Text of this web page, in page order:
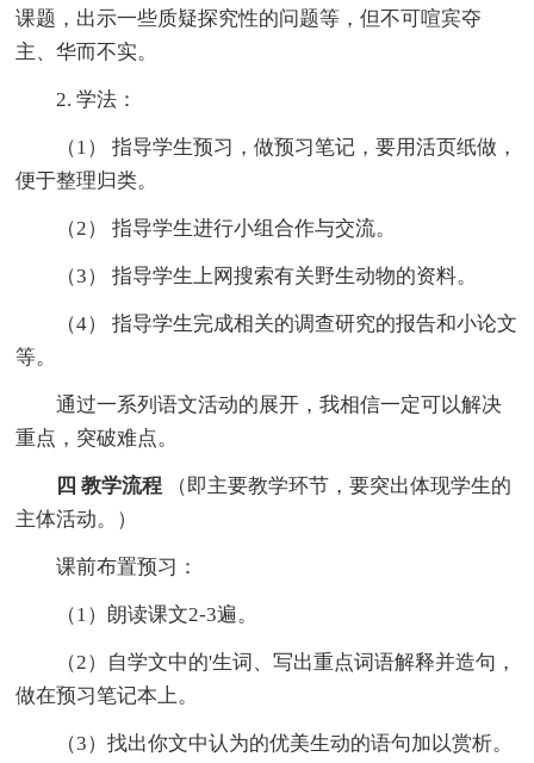
课题，出示一些质疑探究性的问题等，但不可喧宾夺
主、华而不实。
2. 学法：
（1） 指导学生预习，做预习笔记，要用活页纸做，
便于整理归类。
（2） 指导学生进行小组合作与交流。
（3） 指导学生上网搜索有关野生动物的资料。
（4） 指导学生完成相关的调查研究的报告和小论文
等。
通过一系列语文活动的展开，我相信一定可以解决
重点，突破难点。
四 教学流程 （即主要教学环节，要突出体现学生的
主体活动。）
课前布置预习：
（1）朗读课文2-3遍。
（2）自学文中的'生词、写出重点词语解释并造句，
做在预习笔记本上。
（3）找出你文中认为的优美生动的语句加以赏析。